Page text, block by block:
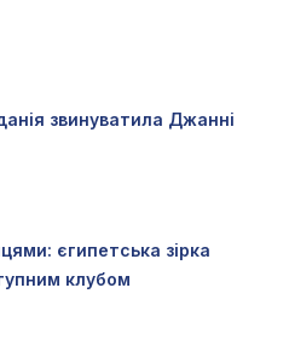
звинуватила Джанні
єгипетська зірка
клубом